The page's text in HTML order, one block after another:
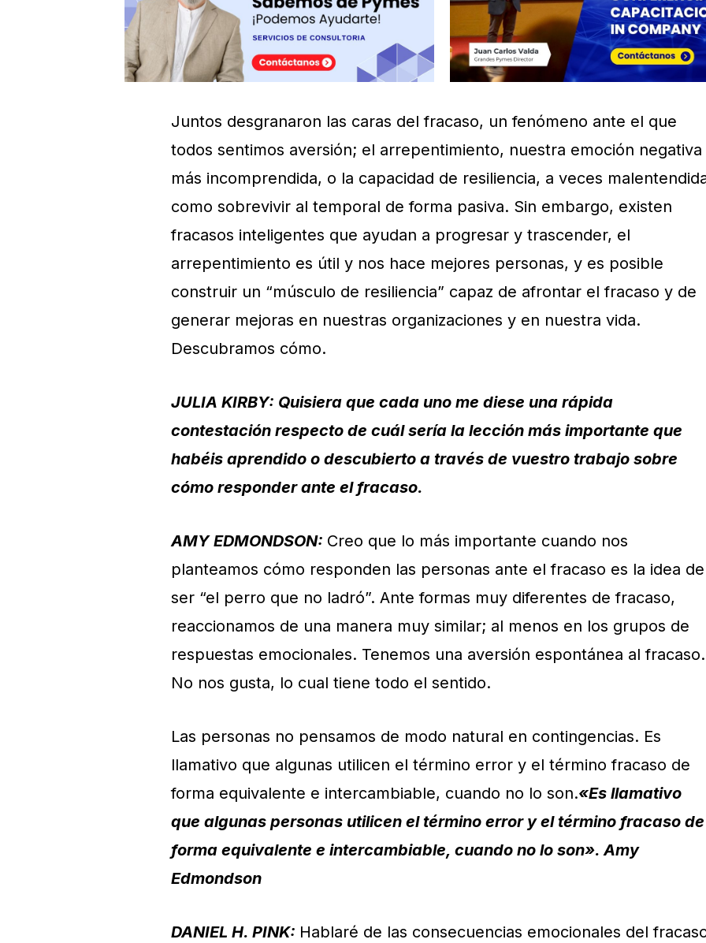
Juntos desgranaron las caras del fracaso, un fenómeno ante el que
todos sentimos aversión; el arrepentimiento, nuestra emoción negativa
más incomprendida, o la capacidad de resiliencia, a veces
como sobrevivir al temporal de forma pasiva. Sin embargo, existen
fracasos inteligentes que ayudan a progresar y trascender, el
arrepentimiento es útil y nos hace mejores personas, y es posible
construir un “músculo de resiliencia” capaz de afrontar el fracaso y de
generar mejoras en nuestras organizaciones y en nuestra vida.
Descubramos cómo.
JULIA KIRBY: Quisiera que cada uno me diese una rápida
contestación respecto de cuál sería la lección más importante que
habéis aprendido o descubierto a través de vuestro trabajo sobre
cómo responder ante el fracaso.
AMY EDMONDSON: Creo que lo más importante cuando nos
planteamos cómo responden las personas ante el fracaso es la idea de
ser “el perro que no ladró”. Ante formas muy diferentes de fracaso,
reaccionamos de una manera muy similar; al menos en los grupos de
respuestas emocionales. Tenemos una aversión espontánea al fracaso.
No nos gusta, lo cual tiene todo el sentido.
Las personas no pensamos de modo natural en contingencias. Es
llamativo que algunas utilicen el término error y el término fracaso de
forma equivalente e intercambiable, cuando no lo son.«Es llamativo
que algunas personas utilicen el término error y el término fracaso de
forma equivalente e intercambiable, cuando no lo son». Amy
Edmondson
DANIEL H. PINK: Hablaré de las consecuencias emocionales del